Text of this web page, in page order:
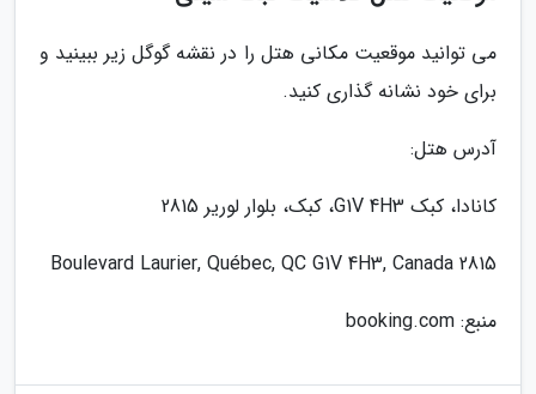
می توانید موقعیت مکانی هتل را در نقشه گوگل زیر ببینید و
برای خود نشانه گذاری کنید.
آدرس هتل:
کانادا، کبک G1V 4H3، کبک، بلوار لوریر 2815
2815 Boulevard Laurier, Québec, QC G1V 4H3, Canada
منبع: booking.com